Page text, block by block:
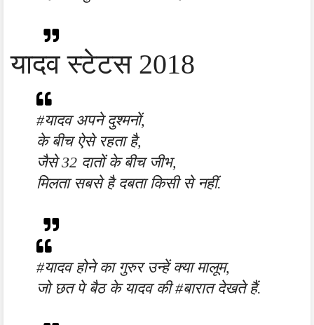
यादव स्टेटस 2018
#यादव अपने दुश्मनों,
के बीच ऐसे रहता है,
जैसे 32 दातों के बीच जीभ,
मिलता सबसे है दबता किसी से नहीं.
#यादव होने का गुरुर उन्हें क्या मालूम,
जो छत पे बैठ के यादव की #बारात देखते हैं.